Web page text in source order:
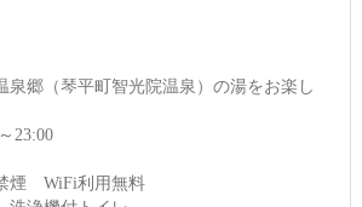
郷（琴平町智光院温泉）の湯をお楽し
23:00
煙 WiFi利用無料